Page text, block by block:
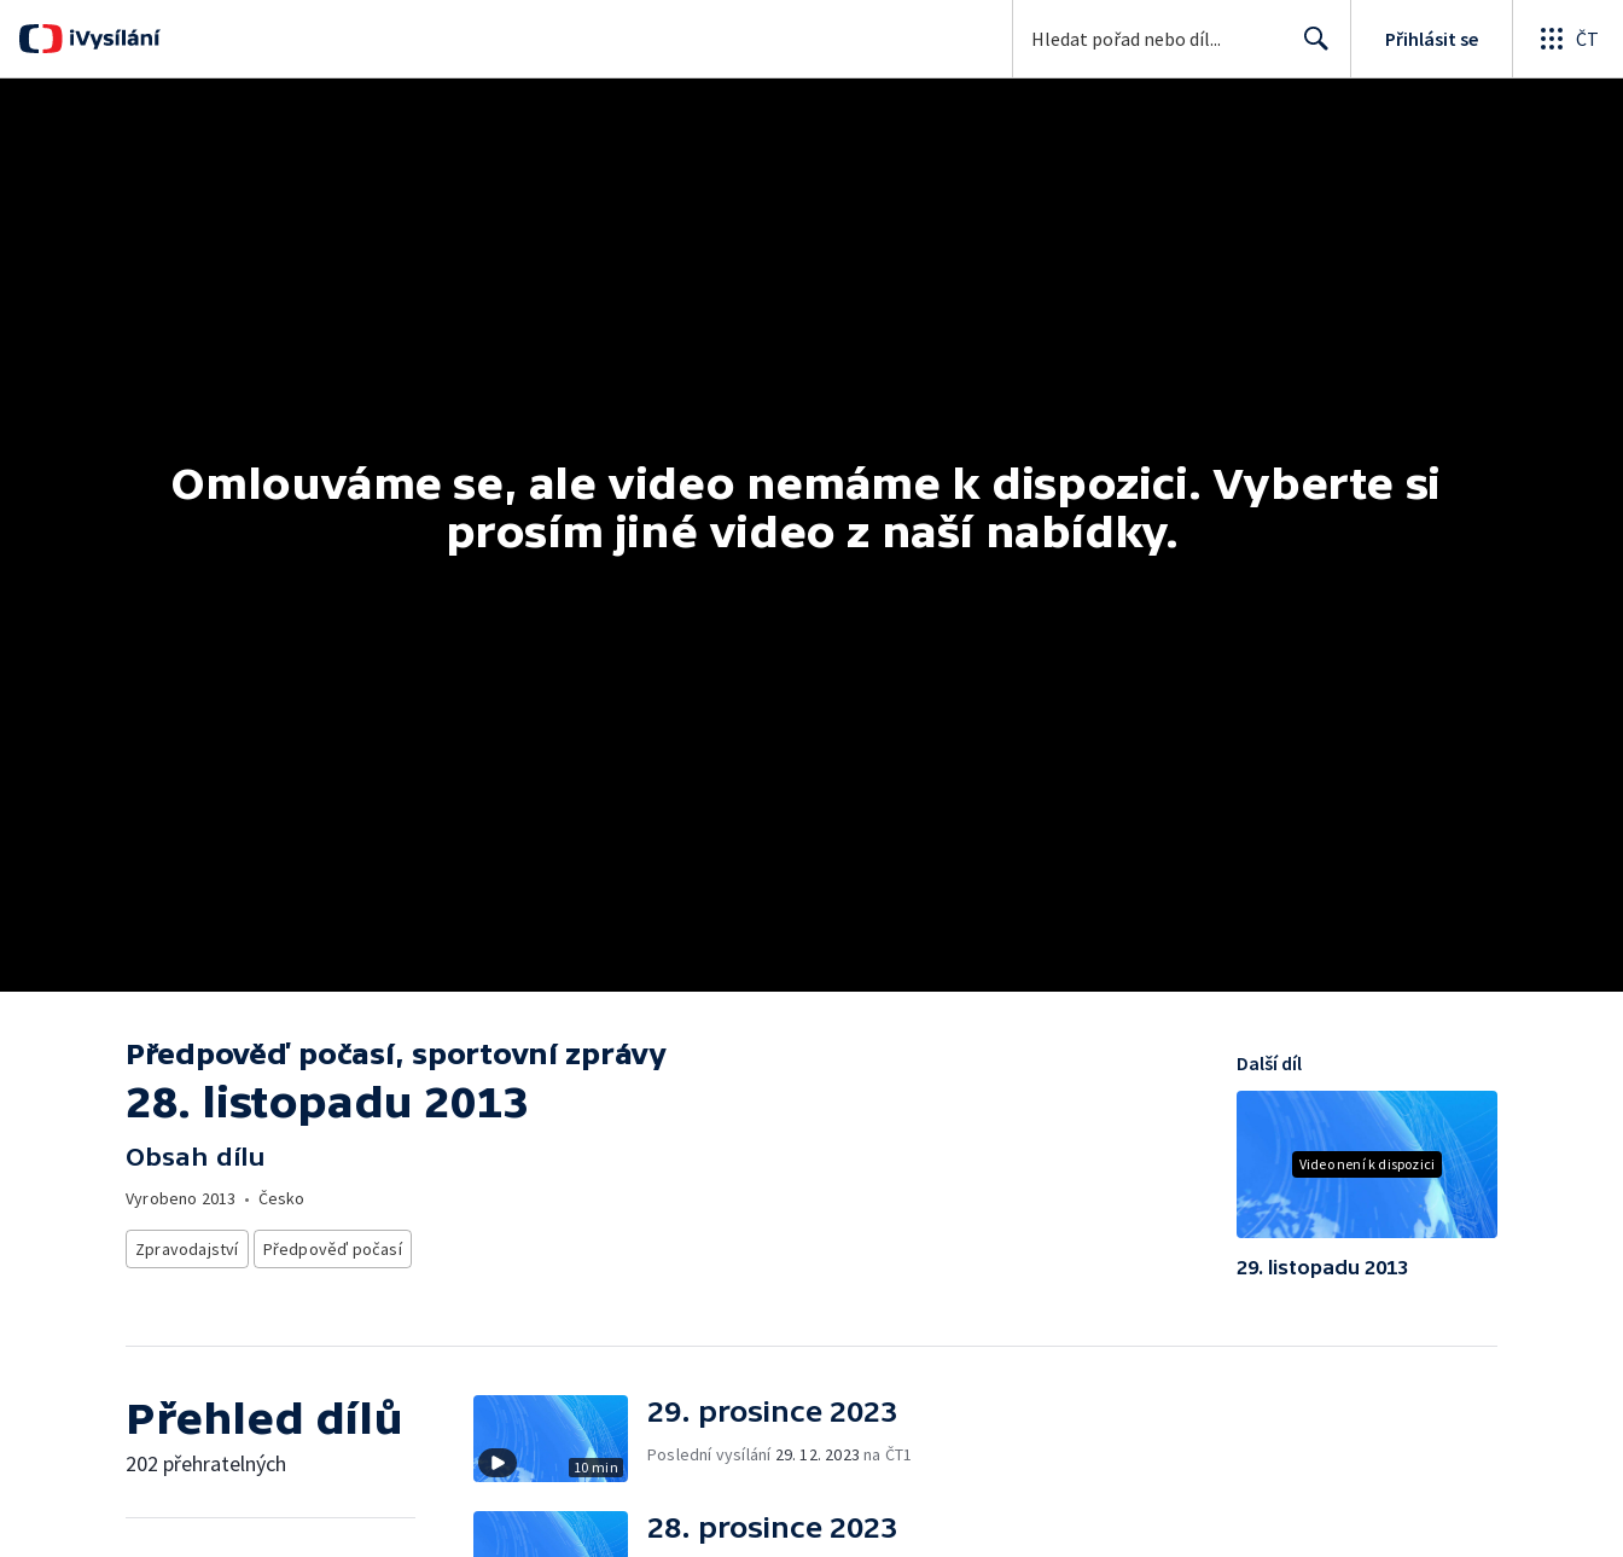
Přihlásit se ČT
Omlouváme se, ale video nemáme k dispozici. Vyberte si
prosím jiné video z naší nabídky.
Předpověď počasí, sportovní zprávy
28. listopadu 2013
Obsah dílu
Vyrobeno 2013 • Česko
Zpravodajství Předpověď počasí
Video není k dispozici
Další díl
29. listopadu 2013
Přehled dílů
202 přehratelných 10 min
29. prosince 2023
Poslední vysílání 29. 12. 2023 na ČT1
28. prosince 2023